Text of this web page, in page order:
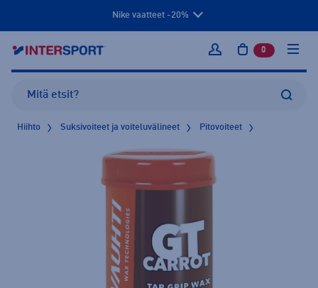
Nike vaatteet -20%
Kirjaudu sisään
0 tuotetta
Hiihto Suksivoiteet ja voiteluvälineet Pitovoiteet